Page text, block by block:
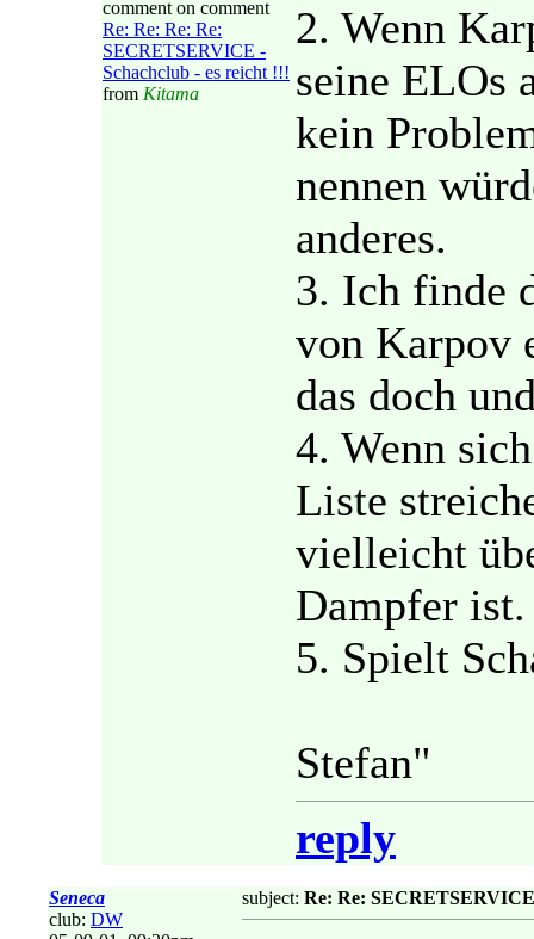
comment on comment
Re: Re: Re: Re:
SECRETSERVICE -
Schachclub - es reicht !!!
from Kitama
2. Wenn
seine ELOs
kein
nennen
anderes.
3. Ich finde
von Karpov
das doch
4. Wenn
Liste
vielleicht
Dampfer ist.
5. Spielt
Stefan"
reply
Seneca
club: DW
subject: Re: Re: